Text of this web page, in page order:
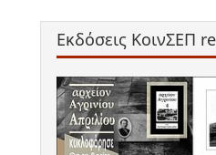
Εκδόσεις ΚοινΣΕΠ